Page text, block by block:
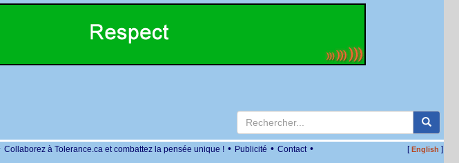
Collaborez à Tolerance.ca et combattez la pensée unique ! • Publicité • Contact • [English ]